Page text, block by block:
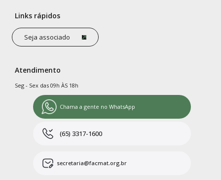
Links rápidos
Seja associado
Atendimento
Seg - Sex das 09h ÀS 18h
Chama a gente no WhatsApp
(65) 3317-1600
secretaria@facmat.org.br